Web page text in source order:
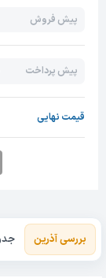
پیش فروش
پیش پرداخت
قیمت نهایی
بررسی آذرین